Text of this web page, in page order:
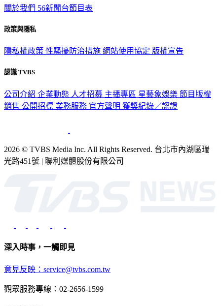
關於我們 56新聞台節目表
政策與隱私
隱私權政策 性騷擾防治措施 網站使用協定 版權宣告
認識 TVBS
公司介紹 企業動態 人才招募 主播專區 星藝象娛樂 節目版權
銷售 公開招標 業務服務 官方聲明 獲獎紀錄／認證
2026 © TVBS Media Inc. All Rights Reserved. 台北市內湖區瑞
光路451號 | 聯利媒體股份有限公司
深入時事，一觸即見
意見反映：service@tvbs.com.tw
觀眾服務專線：02-2656-1599